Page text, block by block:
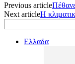
Previous article
Next articleH
Ελλαδα